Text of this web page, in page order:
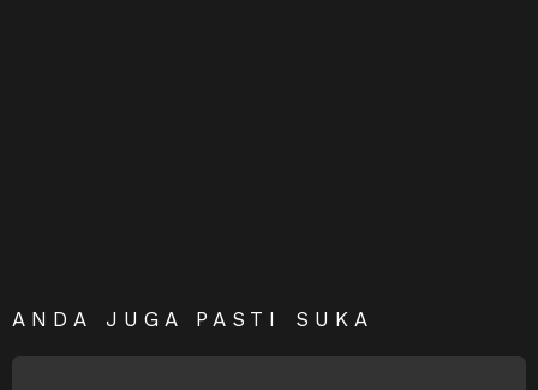
ANDA JUGA PASTI SUKA